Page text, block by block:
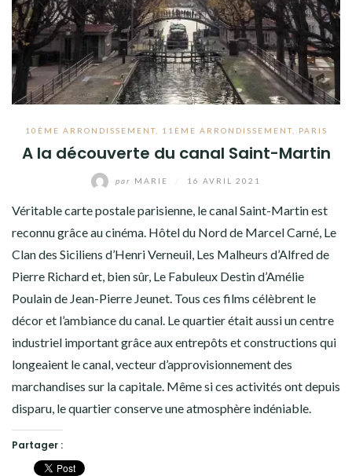
10ÈME ARRONDISSEMENT, 11ÈME ARRONDISSEMENT, PARIS
A la découverte du canal Saint-Martin
par MARIE 16 AVRIL 2021
Véritable carte postale parisienne, le canal Saint-Martin est
reconnu grâce au cinéma. Hôtel du Nord de Marcel Carné, Le
Clan des Siciliens d’Henri Verneuil, Les Malheurs d’Alfred de
Pierre Richard et, bien sûr, Le Fabuleux Destin d’Amélie
Poulain de Jean-Pierre Jeunet. Tous ces films célèbrent le
décor et l’ambiance du canal. Le quartier était aussi un centre
industriel important grâce aux entrepôts et constructions qui
longeaient le canal, vecteur d’approvisionnement des
marchandises sur la capitale. Même si ces activités ont depuis
disparu, le quartier conserve une atmosphère indéniable.
Partager :